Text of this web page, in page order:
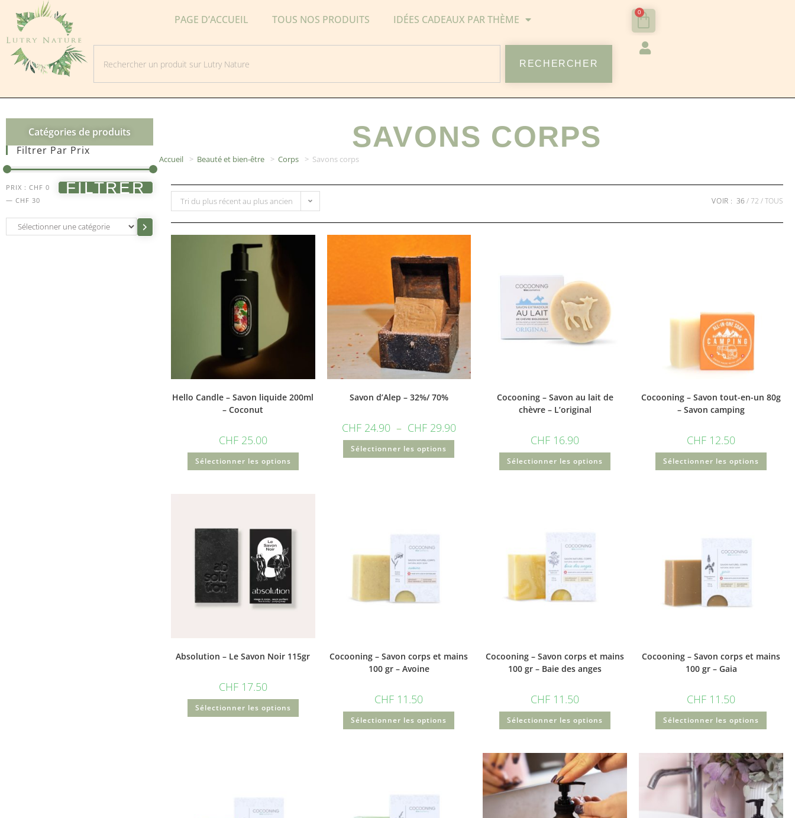
PAGE D’ACCUEIL TOUS NOS PRODUITS IDÉES CADEAUX PAR THÈME
RECHERCHER
0
Catégories de produits
Filtrer Par Prix
FILTRER
PRIX : CHF 0
— CHF 30
SAVONS CORPS
Accueil > Beauté et bien-être > Corps > Savons corps
Tri du plus récent au plus ancien VOIR : 36 72 TOUS
Hello Candle – Savon liquide 200ml
– Coconut
CHF25.00
Sélectionner les options
Savon d’Alep – 32%/ 70%
CHF24.90 – CHF29.90
Sélectionner les options
Cocooning – Savon au lait de
chèvre – L’original
CHF 16.90
Sélectionner les options
Cocooning – Savon tout-en-un 80g
– Savon camping
CHF 12.50
Sélectionner les options
Absolution – Le Savon Noir 115gr
CHF17.50
Sélectionner les options
Cocooning – Savon corps et mains
100 gr – Avoine
CHF 11.50
Sélectionner les options
Cocooning – Savon corps et mains
100 gr – Baie des anges
CHF 11.50
Sélectionner les options
Cocooning – Savon corps et mains
100 gr – Gaia
CHF 11.50
Sélectionner les options